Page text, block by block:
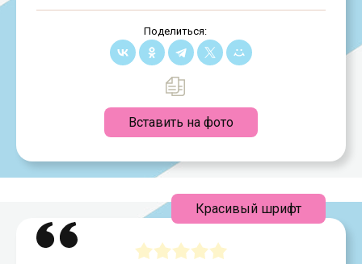
Поделиться:
Вставить на фото
Красивый шрифт